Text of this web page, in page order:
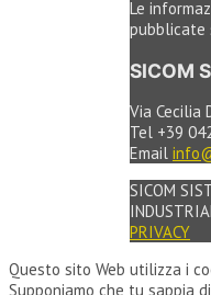
Le
pubblicate
SICOM
Via Cecilia
Tel +39
Email
SICOM
PRIVACY
Questo sito Web utilizza i
Supponiamo che tu sappia